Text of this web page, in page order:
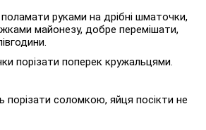
руками на дрібні шматочки,
майонезу, добре перемішати,
порізати поперек кружальцями.
порізати соломкою, яйця посікти не